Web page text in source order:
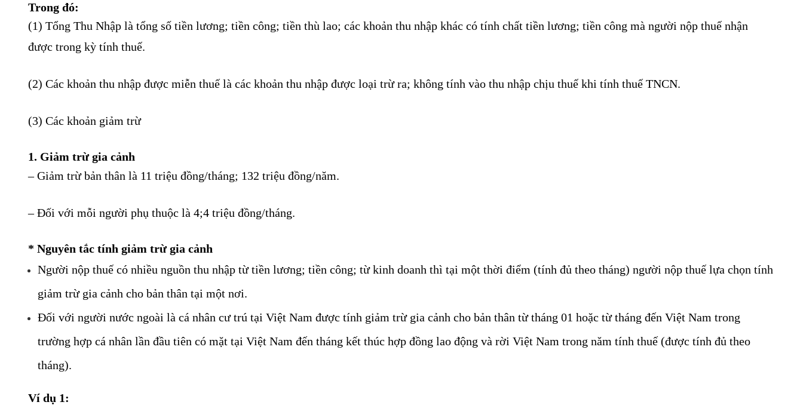
Trong đó:
(1) Tổng Thu Nhập là tổng số tiền lương; tiền công; tiền thù lao; các khoản thu nhập khác có tính chất tiền lương; tiền công mà người nộp thuế nhận
được trong kỳ tính thuế.
(2) Các khoản thu nhập được miễn thuế là các khoản thu nhập được loại trừ ra; không tính vào thu nhập chịu thuế khi tính thuế TNCN.
(3) Các khoản giảm trừ
1. Giảm trừ gia cảnh
– Giảm trừ bản thân là 11 triệu đồng/tháng; 132 triệu đồng/năm.
– Đối với mỗi người phụ thuộc là 4;4 triệu đồng/tháng.
* Nguyên tắc tính giảm trừ gia cảnh
Người nộp thuế có nhiều nguồn thu nhập từ tiền lương; tiền công; từ kinh doanh thì tại một thời điểm (tính đủ theo tháng) người nộp thuế lựa chọn tính
giảm trừ gia cảnh cho bản thân tại một nơi.
Đối với người nước ngoài là cá nhân cư trú tại Việt Nam được tính giảm trừ gia cảnh cho bản thân từ tháng 01 hoặc từ tháng đến Việt Nam trong
trường hợp cá nhân lần đầu tiên có mặt tại Việt Nam đến tháng kết thúc hợp đồng lao động và rời Việt Nam trong năm tính thuế (được tính đủ theo
tháng).
Ví dụ 1: